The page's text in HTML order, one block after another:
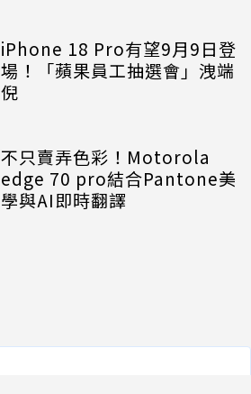
iPhone 18 Pro有望9月9日登
場！「蘋果員工抽選會」洩端
倪
不只賣弄色彩！Motorola
edge 70 pro結合Pantone美
學與AI即時翻譯